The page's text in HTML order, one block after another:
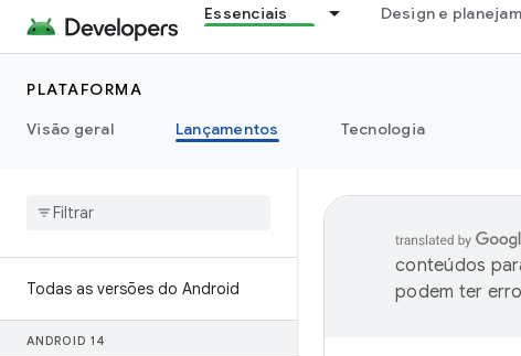
Essenciais Design e
PLATAFORMA
Visão geral
Lançamentos Tecnologia
Todas as versões do Android
ANDROID 14
conteúdos
podem ter